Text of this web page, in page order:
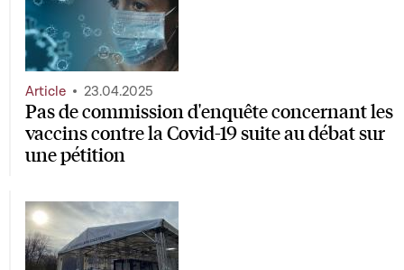
Pas de commission d'enquête concernant les
vaccins contre la Covid-19 suite au débat sur
une pétition
Article 23.04.2025